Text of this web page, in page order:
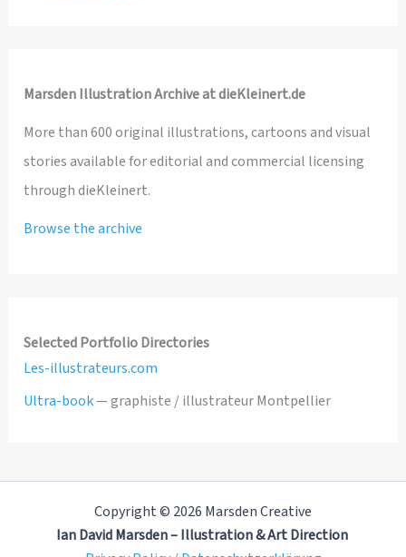
Marsden Illustration Archive at dieKleinert.de
More than 600 original illustrations, cartoons and visual
stories available for editorial and commercial licensing
through dieKleinert.
Browse the archive
Selected Portfolio Directories
Les-illustrateurs.com
Ultra-book— graphiste / illustrateur Montpellier
Copyright © 2026 Marsden Creative
Ian David Marsden – Illustration & Art Direction